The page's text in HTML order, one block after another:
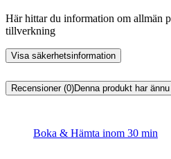
Här hittar du information om allmän
tillverkning
Visa säkerhetsinformation
Recensioner (0)Denna produkt har
Boka & Hämta inom 30 min